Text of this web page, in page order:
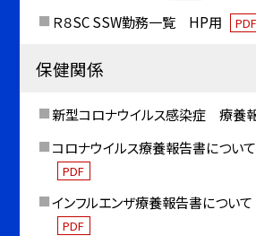
Ｒ８SC SSW勤務一覧 HP用 PDF
保健関係
新型コロナウイルス感染症 療養
コロナウイルス療養報告書につ
PDF
インフルエンザ療養報告書につい
PDF